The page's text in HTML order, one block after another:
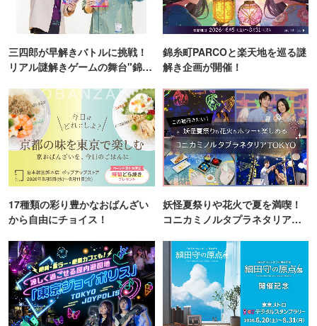
三四郎が早解きバトルに挑戦！
リアル謎解きゲームの舞台"錦糸
錦糸町PARCOと楽天地を巡る謎
解き企画が開催！
17種類の彩り豊かなおばんざい
から自由にチョイス！
妖怪夏祭りや花火で夏を満喫！
コニカミノルタプラネタリア